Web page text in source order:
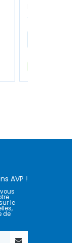
Référence: 5311
11,50 €
AVP !
le
de